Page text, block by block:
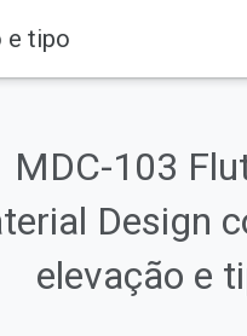
e tipo
MDC-103
Design
elevação e